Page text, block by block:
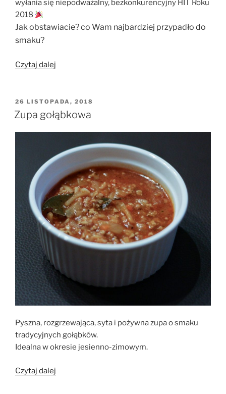
wyłania się niepodważalny, bezkonkurencyjny HIT Roku
2018
Jak obstawiacie? co Wam najbardziej przypadło do
smaku?
Czytaj dalej
2018”
OPUBLIKOWANE
W
26 LISTOPADA, 2018
Zupa gołąbkowa
Pyszna, rozgrzewająca, syta i pożywna zupa o smaku
tradycyjnych gołąbków.
Idealna w okresie jesienno-zimowym.
Czytaj dalej